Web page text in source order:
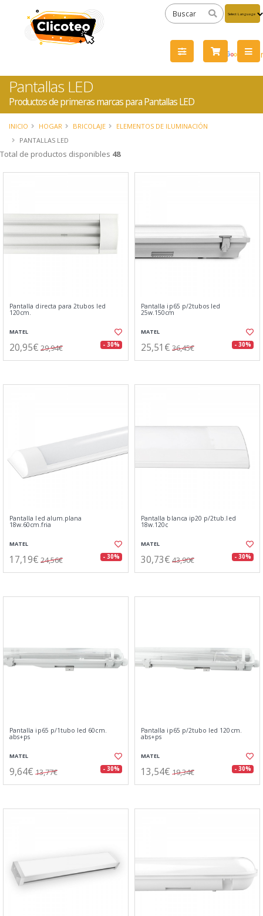
by
Pantallas LED
Productos de primeras marcas para Pantallas LED
INICIO HOGAR BRICOLAJE
ELEMENTOS DE ILUMINACIÓN
PANTALLAS LED
Total de productos disponibles 48
Pantalla directa para 2tubos led
120cm.
MATEL
20,95€ 29,94€ - 30%
Pantalla ip65 p/2tubos led
25w.150cm
MATEL
25,51€ 36,45€ - 30%
Pantalla led alum.plana
18w.60cm.fria
MATEL
17,19€ 24,56€ - 30%
Pantalla blanca ip20 p/2tub.led
18w.120c
MATEL
30,73€ 43,90€ - 30%
Pantalla ip65 p/1tubo led 60cm.
abs+ps
MATEL
9,64€ 13,77€ - 30%
Pantalla ip65 p/2tubo led 120cm.
abs+ps
MATEL
13,54€ 19,34€ - 30%